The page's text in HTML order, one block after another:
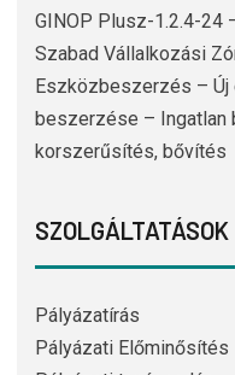
GINOP Plusz-1.2.4-24
Szabad Vállalkozási
Eszközbeszerzés –
beszerzése – Ingatlan
korszerűsítés, bővítés
SZOLGÁLTATÁSOK
Pályázatírás
Pályázati Előminősítés